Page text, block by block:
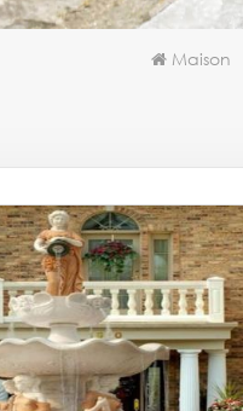
Maison